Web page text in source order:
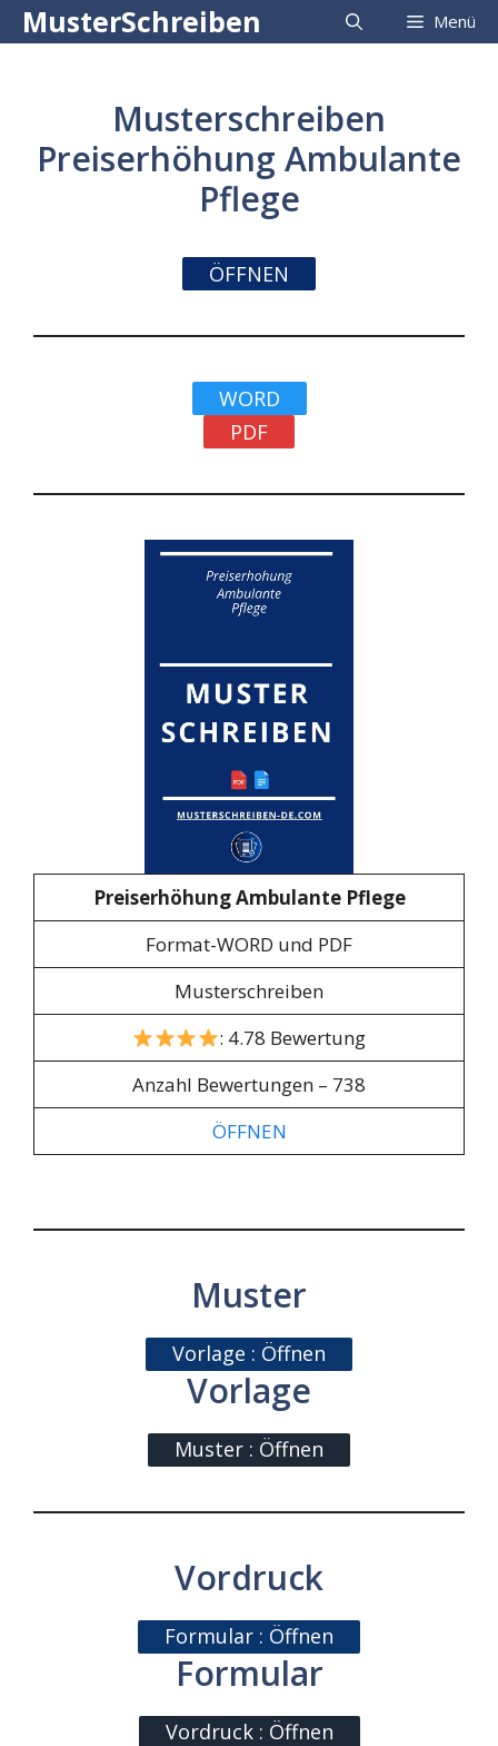
Zum
Inhalt
MusterSchreiben Menü
Musterschreiben
Preiserhöhung Ambulante
Pflege
ÖFFNEN
WORD
PDF
Preiserhöhung Ambulante Pflege
Format-WORD und PDF
Musterschreiben
: 4.78 Bewertung
Anzahl Bewertungen – 738
ÖFFNEN
Muster
Vorlage : Öffnen
Vorlage
Muster : Öffnen
Vordruck
Formular : Öffnen
Formular
Vordruck : Öffnen